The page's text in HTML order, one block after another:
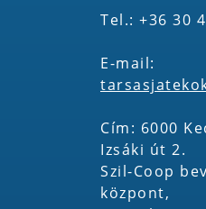
Tel.: +36 30
E-mail:
Cím: 6000
Izsáki út 2.
Szil-Coop
központ,